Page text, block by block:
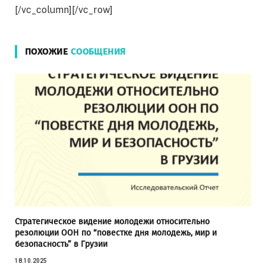
[/vc_column][/vc_row]
ПОХОЖИЕ СООБЩЕНИЯ
Стратегическое видение молодежи относительно
резолюции ООН по “повестке дня молодежь, мир и
безопасность” в Грузии
18.10.2025